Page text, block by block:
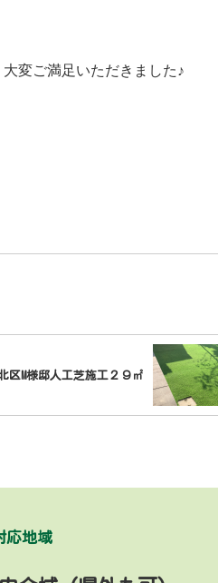
変ご満足いただきました♪
区M様邸人工芝施工２９㎡
応地域